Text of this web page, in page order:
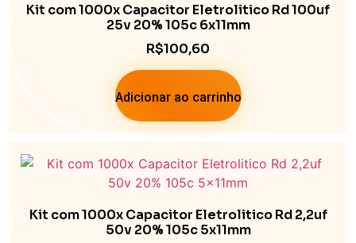
Kit com 1000x Capacitor Eletrolitico Rd 100uf
25v 20% 105c 6x11mm
R$100,60
Adicionar ao carrinho
Kit com 1000x Capacitor Eletrolitico Rd 2,2uf
50v 20% 105c 5x11mm